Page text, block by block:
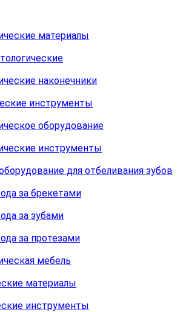
материалы
наконечники
инструменты
оборудование
инструменты
для отбеливания зубов
за брекетами
за зубами
за протезами
мебель
материалы
инструменты